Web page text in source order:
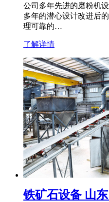
公司多年先进的磨粉机
多年的潜心设计改进后
理可靠的…
了解详情
铁矿石设备 山